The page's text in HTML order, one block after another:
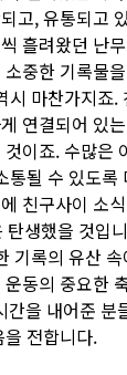
고, 유통되고
흘려왔던 난
중한 기록물
시 마찬가지죠.
연결되어 있
이죠. 수많은
될 수 있도록
친구사이 소
생했을 것입
기록의 유산
동의 중요한
을 내어준 분
전합니다.